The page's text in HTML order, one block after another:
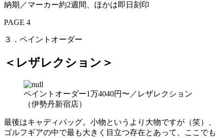
納期／マーカー約2週間、ほかは即日刻印
PAGE 4
３．ペイントオーダー
＜レザレクション＞
ペイントオーダー1万4040円〜／レザレクション
（伊勢丹新宿店）
最後はキャディバッグ。小物というより大物ですが（笑）、
ゴルフギアの中で最も大きく目立つ存在とあって、ここでも